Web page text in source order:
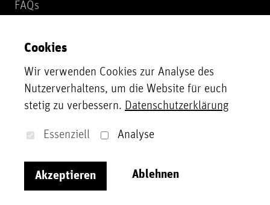
FAQs
NEWSLETTER
Zur Newsletter Anmeldung
UNTERSTÜTZER*INNEN
Unsere Partner*innen, Fördergeber*innen und
Cookies
Wir verwenden Cookies zur Analyse des
Nutzerverhaltens, um die Website für euch
stetig zu verbessern. Datenschutzerklärung
Essenziell Analyse
Akzeptieren Ablehnen